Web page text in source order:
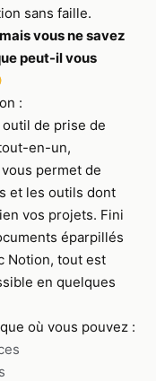
sans faille.
vous ne savez
peut-il vous
:
outil de prise de
en-un,
permet de
et les outils dont
vos projets. Fini
éparpillés
Notion, tout est
en quelques
où vous pouvez :